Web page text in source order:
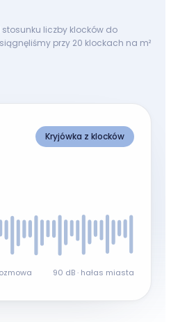
liczby klocków do
przy 20 klockach na m²
Sala w godzinach szczytu
90 dB · hałas miasta